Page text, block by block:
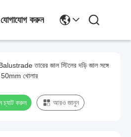
যোগাযোগ করুন
তারের জাল স্টিলের দড়ি জাল সঙ্গে
খোলার
চ্যাট করুন আরও জানুন